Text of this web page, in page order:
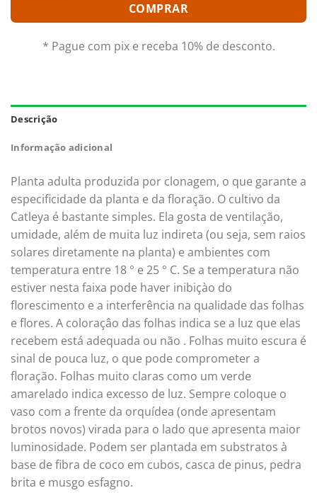
COMPRAR
* Pague com pix e receba 10% de desconto.
Descrição
Informação adicional
Planta adulta produzida por clonagem, o que garante a
especificidade da planta e da floração. O cultivo da
Catleya é bastante simples. Ela gosta de ventilação,
umidade, além de muita luz indireta (ou seja, sem raios
solares diretamente na planta) e ambientes com
temperatura entre 18 ° e 25 ° C. Se a temperatura não
estiver nesta faixa pode haver inibiçào do
florescimento e a interferência na qualidade das folhas
e flores. A coloraçâo das folhas indica se a luz que elas
recebem está adequada ou não . Folhas muito escura é
sinal de pouca luz, o que pode comprometer a
floração. Folhas muito claras como um verde
amarelado indica excesso de luz. Sempre coloque o
vaso com a frente da orquídea (onde apresentam
brotos novos) virada para o lado que apresenta maior
luminosidade. Podem ser plantada em substratos à
base de fibra de coco em cubos, casca de pinus, pedra
brita e musgo esfagno.